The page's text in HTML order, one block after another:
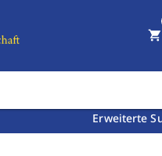
Erweiterte
shopping_cart